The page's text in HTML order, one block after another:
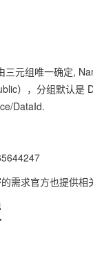
三元组唯一确定,
），分组默认是
DataId.
需求官方也提供相